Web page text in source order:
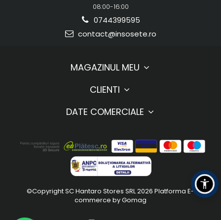
08:00-16:00
0744399595
contact@insosete.ro
MAGAZINUL MEU
CLIENTI
DATE COMERCIALE
©Copyright SC Hantaro Stores SRL 2026 Platforma E-
commerce by Gomag